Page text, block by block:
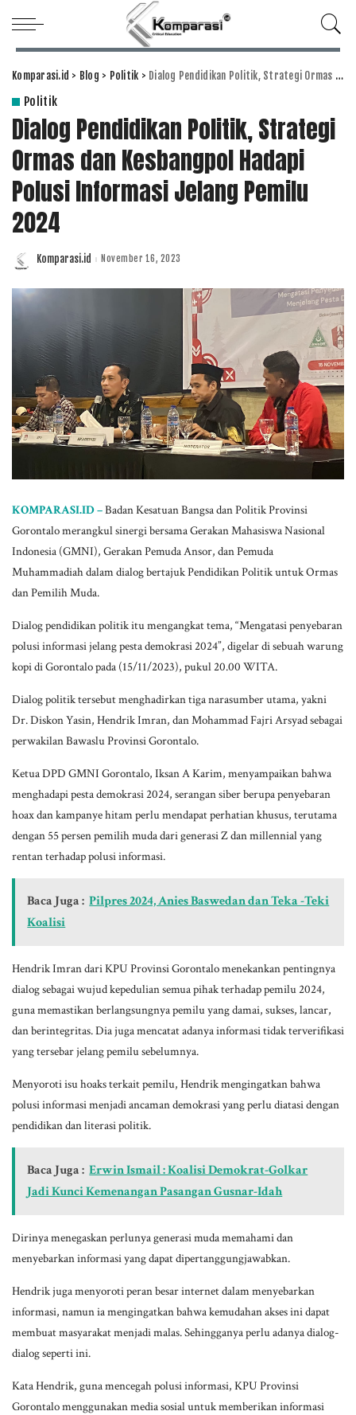
Komparasi.id > Blog > Politik > Dialog Pendidikan Politik, Strategi Ormas dan Kesbangpol Hadapi Polusi Informasi Jelang Pemilu 2024
Politik
Dialog Pendidikan Politik, Strategi
Ormas dan Kesbangpol Hadapi
Polusi Informasi Jelang Pemilu
2024
Posted
Komparasi.id November 16, 2023
KOMPARASI.ID –Badan Kesatuan Bangsa dan Politik Provinsi
Gorontalo merangkul sinergi bersama Gerakan Mahasiswa Nasional
Indonesia (GMNI), Gerakan Pemuda Ansor, dan Pemuda
Muhammadiah dalam dialog bertajuk Pendidikan Politik untuk Ormas
dan Pemilih Muda.
Dialog pendidikan politik itu mengangkat tema, “Mengatasi penyebaran
polusi informasi jelang pesta demokrasi 2024”, digelar di sebuah warung
kopi di Gorontalo pada (15/11/2023), pukul 20.00 WITA.
Dialog politik tersebut menghadirkan tiga narasumber utama, yakni
Dr. Diskon Yasin, Hendrik Imran, dan Mohammad Fajri Arsyad sebagai
perwakilan Bawaslu Provinsi Gorontalo.
Ketua DPD GMNI Gorontalo, Iksan A Karim, menyampaikan bahwa
menghadapi pesta demokrasi 2024, serangan siber berupa penyebaran
hoax dan kampanye hitam perlu mendapat perhatian khusus, terutama
dengan 55 persen pemilih muda dari generasi Z dan millennial yang
rentan terhadap polusi informasi.
Baca Juga : Pilpres 2024, Anies Baswedan dan Teka -Teki
Koalisi
Hendrik Imran dari KPU Provinsi Gorontalo menekankan pentingnya
dialog sebagai wujud kepedulian semua pihak terhadap pemilu 2024,
guna memastikan berlangsungnya pemilu yang damai, sukses, lancar,
dan berintegritas. Dia juga mencatat adanya informasi tidak terverifikasi
yang tersebar jelang pemilu sebelumnya.
Menyoroti isu hoaks terkait pemilu, Hendrik mengingatkan bahwa
polusi informasi menjadi ancaman demokrasi yang perlu diatasi dengan
pendidikan dan literasi politik.
Baca Juga : Erwin Ismail : Koalisi Demokrat-Golkar
Jadi Kunci Kemenangan Pasangan Gusnar-Idah
Dirinya menegaskan perlunya generasi muda memahami dan
menyebarkan informasi yang dapat dipertanggungjawabkan.
Hendrik juga menyoroti peran besar internet dalam menyebarkan
informasi, namun ia mengingatkan bahwa kemudahan akses ini dapat
membuat masyarakat menjadi malas. Sehingganya perlu adanya dialog-
dialog seperti ini.
Kata Hendrik, guna mencegah polusi informasi, KPU Provinsi
Gorontalo menggunakan media sosial untuk memberikan informasi